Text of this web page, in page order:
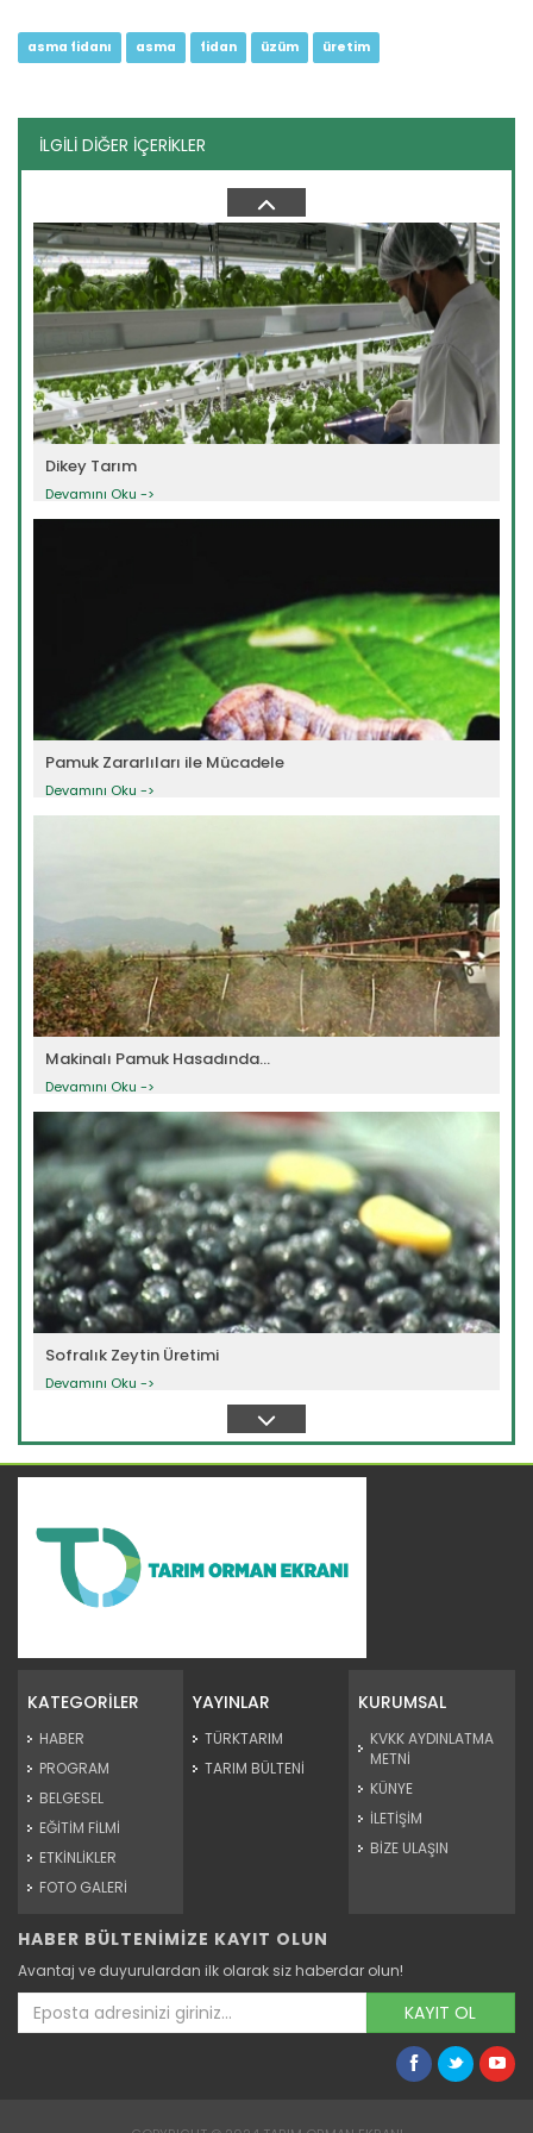
asma fidanı asma fidan üzüm üretim
İLGİLİ DİĞER İÇERİKLER
Organik Tarla Tarımı
Dikey Tarım
Devamını Oku ->
Pamuk Zararlıları ile Mücadele
Devamını Oku ->
Makinalı Pamuk Hasadında...
Devamını Oku ->
Sofralık Zeytin Üretimi
Devamını Oku ->
Organik Zeytin Yetiştiriciliği
Devamını Oku ->
KATEGORİLER
HABER
PROGRAM
BELGESEL
EĞİTİM FİLMİ
ETKİNLİKLER
FOTO GALERİ
YAYINLAR
TÜRKTARIM
TARIM BÜLTENİ
KURUMSAL
KVKK AYDINLATMA
METNİ
KÜNYE
İLETİŞİM
BİZE ULAŞIN
HABER BÜLTENİMİZE KAYIT OLUN
Avantaj ve duyurulardan ilk olarak siz haberdar olun!
KAYIT OL